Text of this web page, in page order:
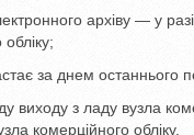
архіву — у
за днем останнього
виходу з ладу вузла
комерційного обліку.